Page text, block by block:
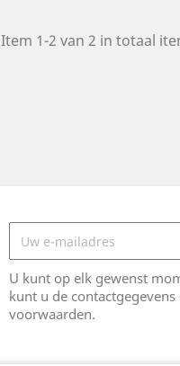
Item 1-2 van 2 in totaal
U kunt op elk gewenst
kunt u de
voorwaarden.